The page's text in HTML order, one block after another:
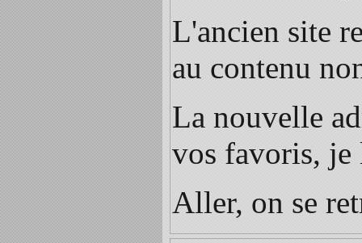
L'ancien site
au contenu
La nouvelle
vos favoris, je
Aller, on se